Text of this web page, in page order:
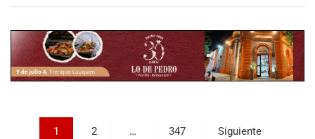
Paginación
1 2 … 347 Siguiente
KDO - F6
Ciudad de Trenque Lauquen (Asfalto)
Trenque Lauquen (Buenos Aires)